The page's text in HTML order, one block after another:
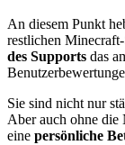
An diesem Punkt
restlichen
des Supports das
Sie sind nicht nur
Aber auch ohne die
eine persönliche